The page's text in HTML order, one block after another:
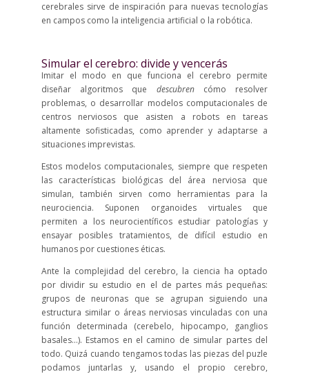
cerebrales sirve de inspiración para nuevas tecnologías
en campos como la inteligencia artificial o la robótica.
Simular el cerebro: divide y vencerás
Imitar el modo en que funciona el cerebro permite
diseñar algoritmos que descubrencómo resolver
problemas, o desarrollar modelos computacionales de
centros nerviosos que asisten a robots en tareas
altamente sofisticadas, como aprender y adaptarse a
situaciones imprevistas.
Estos modelos computacionales, siempre que respeten
las características biológicas del área nerviosa que
simulan, también sirven como herramientas para la
neurociencia. Suponen organoides virtuales que
permiten a los neurocientíficos estudiar patologías y
ensayar posibles tratamientos, de difícil estudio en
humanos por cuestiones éticas.
Ante la complejidad del cerebro, la ciencia ha optado
por dividir su estudio en el de partes más pequeñas:
grupos de neuronas que se agrupan siguiendo una
estructura similar o áreas nerviosas vinculadas con una
función determinada (cerebelo, hipocampo, ganglios
basales…). Estamos en el camino de simular partes del
todo. Quizá cuando tengamos todas las piezas del puzle
podamos juntarlas y, usando el propio cerebro,